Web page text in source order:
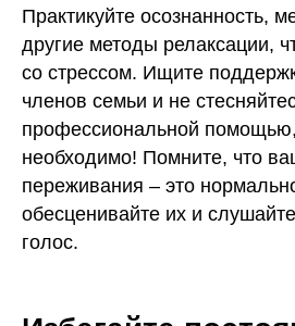
Практикуйте осознанность,
другие методы релаксации,
со стрессом. Ищите
членов семьи и не
профессиональной
необходимо! Помните, что
переживания – это
обесценивайте их и
голос.